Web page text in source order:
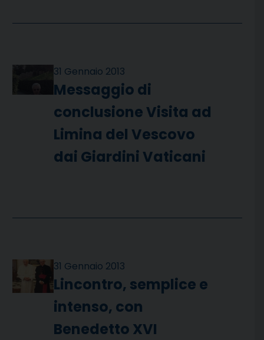
31 Gennaio 2013
Messaggio di
conclusione Visita ad
Limina del Vescovo
dai Giardini Vaticani
31 Gennaio 2013
Lincontro, semplice e
intenso, con
Benedetto XVI